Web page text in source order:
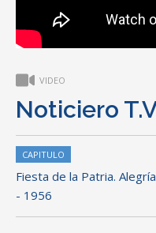
VIDEO
Noticiero
CAPITULO
Fiesta de la Patria.
- 1956